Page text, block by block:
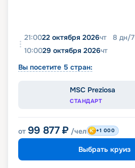
21:0022 октября 2026чт 8 дн/7
10:0029 октября 2026чт
Вы посетите 5 стран:
MSC Preziosa
СТАНДАРТ
от 99 877 ₽ /чел +1 000
Выбрать круиз